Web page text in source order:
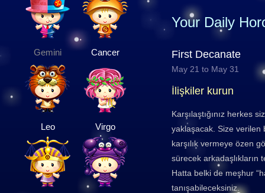
Gemini Cancer
Leo Virgo
Your Daily
First Decanate
May 21 to May 31
İlişkiler kurun
Karşılaştığınız herkes
yaklaşacak. Size verilen
karşılık vermeye özen
sürecek arkadaşlıkların
Hatta belki de meşhur
tanışabileceksiniz.